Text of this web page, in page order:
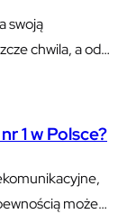
swoją
chwila, a od
nie do
1 w Polsce?
może